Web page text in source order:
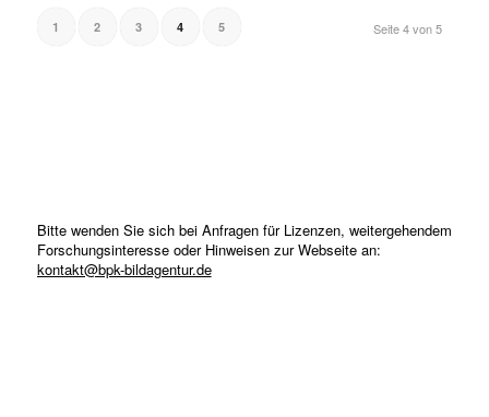
Seite 4 von 5
1 2 3 4 5
Bitte wenden Sie sich bei Anfragen für Lizenzen, weitergehendem
Forschungsinteresse oder Hinweisen zur Webseite an:
kontakt@bpk-bildagentur.de